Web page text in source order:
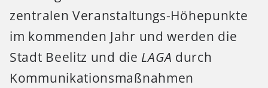
zentralen Veranstaltungs-Höhepunkte
im kommenden Jahr und werden die
Stadt Beelitz und die LAGA durch
Kommunikationsmaßnahmen